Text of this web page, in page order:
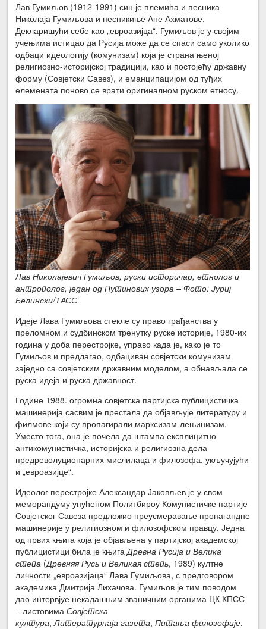
Лав Гумиљов (1912-1991) син је племића и песника
Николаја Гумиљова и песникиње Ане Ахматове.
Декларишући себе као „евроазијца“, Гумиљов је у својим
учењима истицао да Русија може да се спаси само уколико
одбаци идеологију (комунизам) која је страна њеној
религиозно-историјској традицији, као и постојећу државну
форму (Совјетски Савез), и еманципацијом од туђих
елемената поново се врати оригиналном руском етносу.
Лав Николајевич Гумиљов, руски историчар, етнолог и
антрополог, један од Путинових узора – Фото: Јуриј
Белински/ТАСС
Идеје Лава Гумиљова стекле су право грађанства у
преломном и судбинском тренутку руске историје, 1980-их
година у доба перестројке, управо када је, како је то
Гумиљов и предлагао, одбациван совјетски комунизам
заједно са совјетским државним моделом, а обнављала се
руска идеја и руска државност.
Године 1988. огромна совјетска партијска публицистичка
машинерија сасвим је престала да објављује литературу и
филмове који су пропагирали марксизам-лењинизам.
Уместо тога, она је почела да штампа експлицитно
антикомунистичка, историјска и религиозна дела
предреволуционарних мислилаца и филозофа, укључујући
и „евроазијце“.
Идеолог перестројке Александар Јаковљев је у свом
меморандуму упућеном Политбироу Комунистичке партије
Совјетског Савеза предложио преусмеравање пропагандне
машинерије у религиозном и филозофском правцу. Једна
од првих књига која је објављена у партијској академској
публицистици била је књигаДревна Русија и Велика
степа (Древняя Русь и Великая степь, 1989) култне
личности „евроазијаца“ Лава Гумиљова, с предговором
академика Дмитрија Лихачова. Гумиљов је тим поводом
дао интервјуе некадашњим званичним органима ЦК КПСС
– листовимаСовјетска
култура,Литературнаја газета,Питања филозофије.